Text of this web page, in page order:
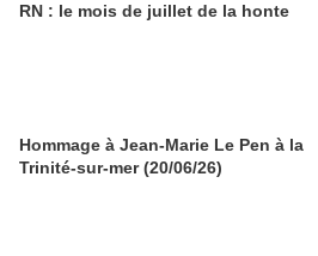
RN : le mois de juillet de la honte
Hommage à Jean-Marie Le Pen à la
Trinité-sur-mer (20/06/26)